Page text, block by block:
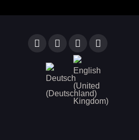
Sprache auswählen